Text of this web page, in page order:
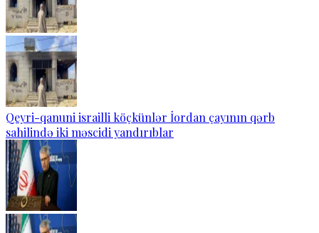
Qeyri-qanuni israilli köçkünlər İordan çayının qərb
sahilində iki məscidi yandırıblar